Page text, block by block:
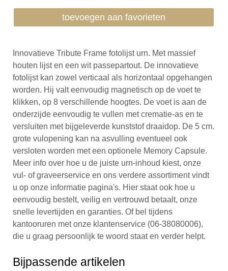
toevoegen aan favorieten
Innovatieve Tribute Frame fotolijst urn. Met massief
houten lijst en een wit passepartout. De innovatieve
fotolijst kan zowel verticaal als horizontaal opgehangen
worden. Hij valt eenvoudig magnetisch op de voet te
klikken, op 8 verschillende hoogtes. De voet is aan de
onderzijde eenvoudig te vullen met crematie-as en te
versluiten met bijgeleverde kunststof draaidop. De 5 cm.
grote vulopening kan na asvulling eventueel ook
versloten worden met een optionele Memory Capsule.
Meer info over hoe u de juiste urn-inhoud kiest, onze
vul- of graveerservice en ons verdere assortiment vindt
u op onze informatie pagina's. Hier staat ook hoe u
eenvoudig bestelt, veilig en vertrouwd betaalt, onze
snelle levertijden en garanties. Of bel tijdens
kantooruren met onze klantenservice (06-38080006),
die u graag persoonlijk te woord staat en verder helpt.
Bijpassende artikelen